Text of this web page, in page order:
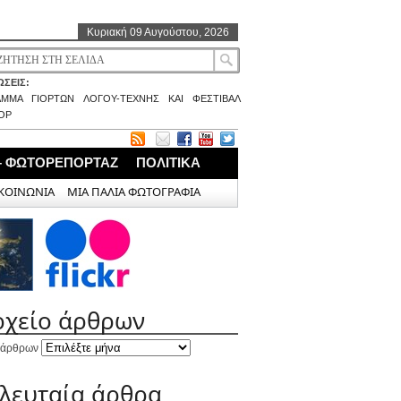
Κυριακή 09 Αυγούστου, 2026
ΓΙΟΡΤΩΝ ΛΟΓΟΥ-ΤΕΧΝΗΣ ΚΑΙ ΦΕΣΤΙΒΑΛ
ΦΩΤΟΡΕΠΟΡΤΑΖ ΠΟΛΙΤΙΚΑ
ΜΙΑ ΠΑΛΙΑ ΦΩΤΟΓΡΑΦΙΑ
άρθρων
άρθρων
άρθρα